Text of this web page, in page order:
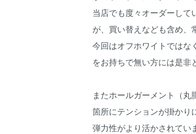
当店でも度々オーダーして
が、買い替えなども含め、
今回はオフホワイトではな
をお持ちで無い方には是非
またホールガーメント（
箇所にテンションが掛かり
弾力性がより活かされてい